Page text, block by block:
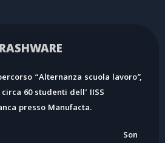
“Alternanza scuola lavoro”,
60 studenti dell’ IISS
presso Manufacta.
Son